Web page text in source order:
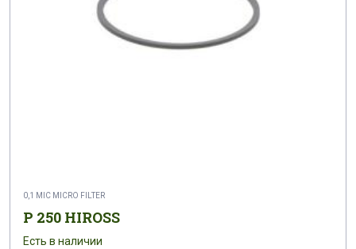
0,1 MIC MICRO FILTER
P 250 HIROSS
Есть в наличии